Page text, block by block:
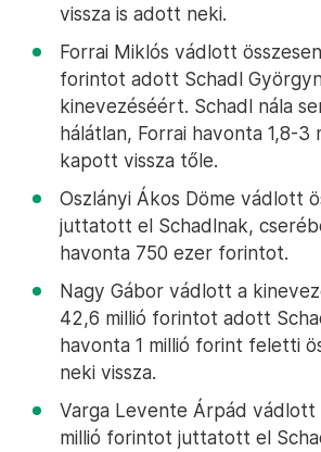
vissza is adott neki.
Forrai Miklós vádlott
forintot adott Schadl
kinevezéséért. Schadl nála
hálátlan, Forrai havonta 1,8-3
kapott vissza tőle.
Oszlányi Ákos Döme vádlott
juttatott el Schadlnak,
havonta 750 ezer forintot.
Nagy Gábor vádlott a
42,6 millió forintot adott
havonta 1 millió forint feletti
neki vissza.
Varga Levente Árpád vádlott
millió forintot juttatott el